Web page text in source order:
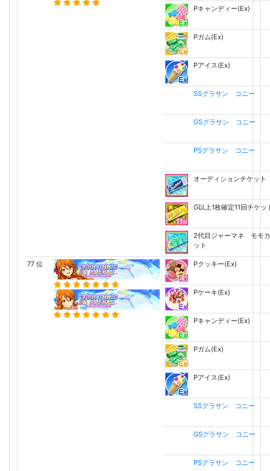
Pキャンディー(Ex)
Pガム(Ex)
Pアイス(Ex)
SSグラサン コニー
GSグラサン コニー
PSグラサン コニー
オーディションチケット
G以上1枚確定11回チケッ
2代目ジャーマネ モモ
ット
77 位 Pクッキー(Ex)
Pケーキ(Ex)
Pキャンディー(Ex)
Pガム(Ex)
Pアイス(Ex)
SSグラサン コニー
GSグラサン コニー
PSグラサン コニー